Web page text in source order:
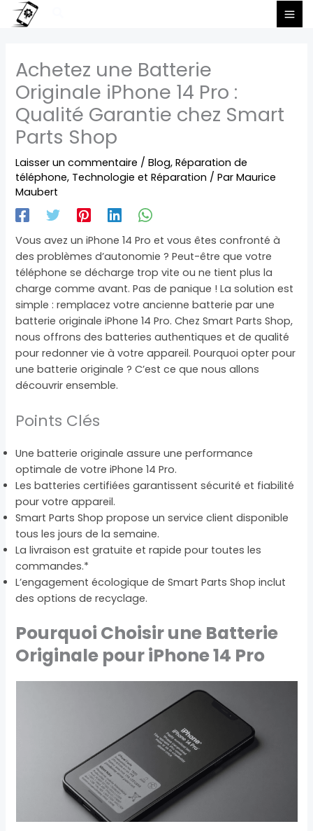
Aller
Achetez une Batterie
Originale iPhone 14 Pro :
Qualité Garantie chez Smart
Parts Shop
Laisser un commentaire /Blog,Réparation de
téléphone, Technologie et Réparation / ParMaurice
Maubert
Vous avez un iPhone 14 Pro et vous êtes confronté à
des problèmes d’autonomie ? Peut-être que votre
téléphone se décharge trop vite ou ne tient plus la
charge comme avant. Pas de panique ! La solution est
simple : remplacez votre ancienne batterie par une
batterie originale iPhone 14 Pro. Chez Smart Parts Shop,
nous offrons des batteries authentiques et de qualité
pour redonner vie à votre appareil. Pourquoi opter pour
une batterie originale ? C’est ce que nous allons
découvrir ensemble.
Points Clés
Une batterie originale assure une performance
optimale de votre iPhone 14 Pro.
Les batteries certifiées garantissent sécurité et fiabilité
pour votre appareil.
Smart Parts Shop propose un service client disponible
tous les jours de la semaine.
La livraison est gratuite et rapide pour toutes les
commandes.*
L’engagement écologique de Smart Parts Shop inclut
des options de recyclage.
Pourquoi Choisir une Batterie
Originale pour iPhone 14 Pro